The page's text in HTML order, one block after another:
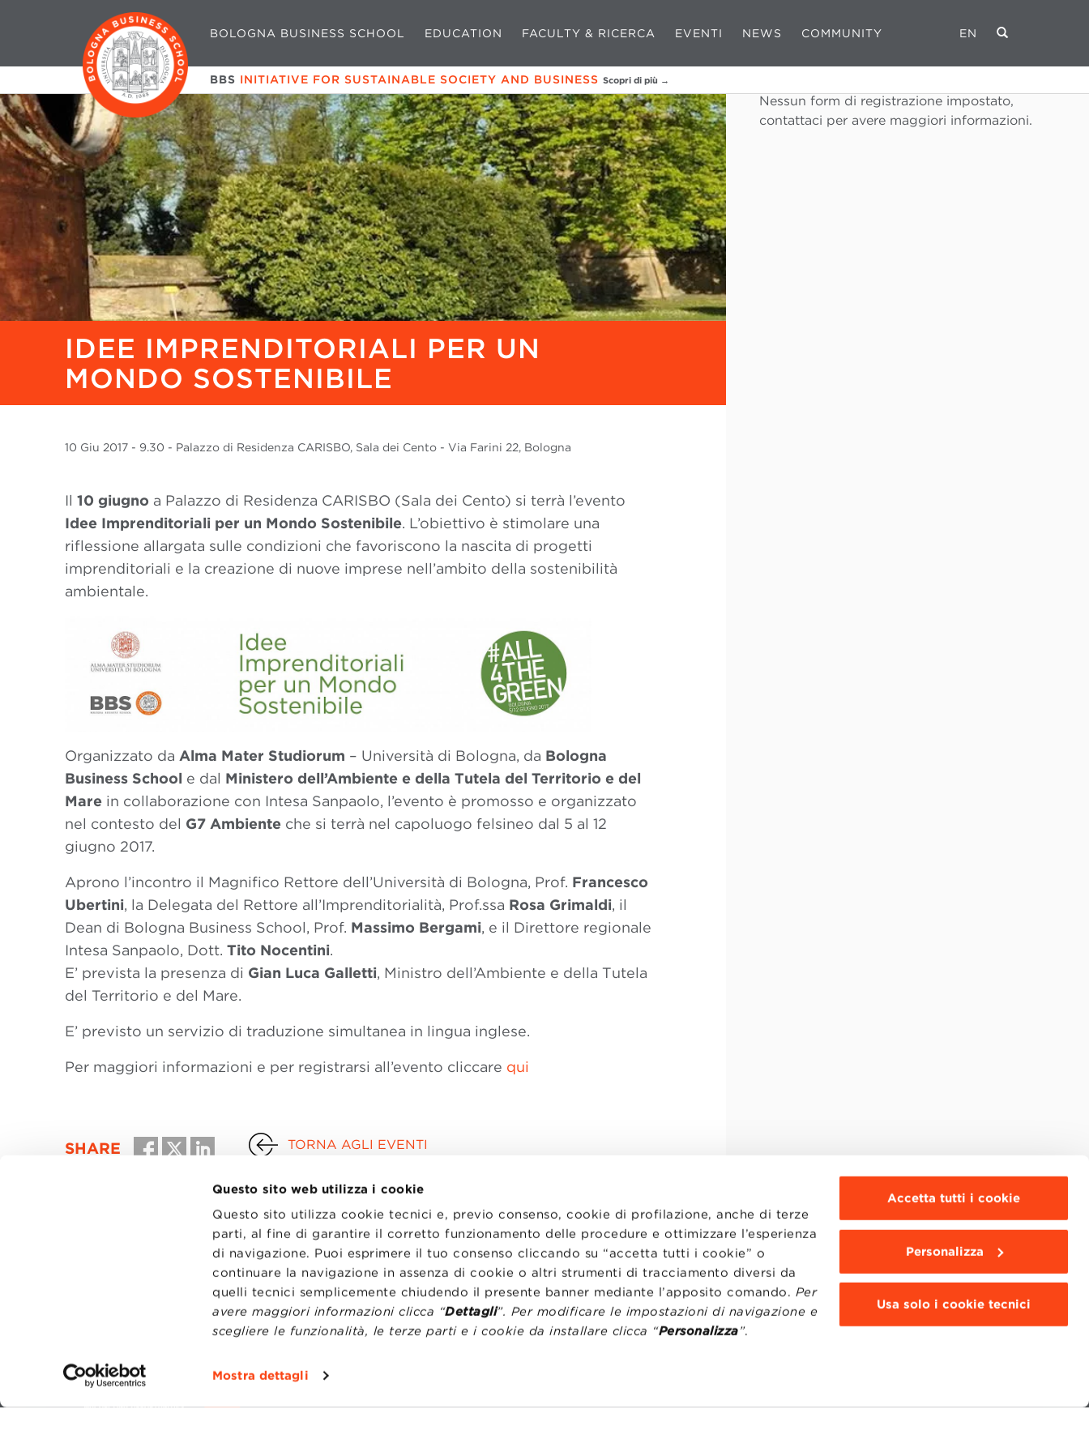
Questo sito web utilizza i cookie
Questo sito utilizza cookie tecnici e, previo consenso, cookie di profilazione, anche di terze
parti, al fine di garantire il corretto funzionamento delle procedure e ottimizzare l’esperienza
di navigazione. Puoi esprimere il tuo consenso cliccando su “accetta tutti i cookie” o
continuare la navigazione in assenza di cookie o altri strumenti di tracciamento diversi da
quelli tecnici semplicemente chiudendo il presente banner mediante l’apposito comando. Per
avere maggiori informazioni clicca “Dettagli”. Per modificare le impostazioni di navigazione e
scegliere le funzionalità, le terze parti e i cookie da installare clicca “Personalizza”.
Mostra dettagli
Accetta tutti i cookie
Personalizza
Usa solo i cookie tecnici
BOLOGNA BUSINESS SCHOOL EDUCATION FACULTY & RICERCA EVENTI NEWS COMMUNITY EN
BBS INITIATIVE FOR SUSTAINABLE SOCIETY AND BUSINESS Scopri di più →
IDEE IMPRENDITORIALI PER UN
MONDO SOSTENIBILE
10 Giu 2017 - 9.30 - Palazzo di Residenza CARISBO, Sala dei Cento - Via Farini 22, Bologna
Il 10 giugno a Palazzo di Residenza CARISBO (Sala dei Cento) si terrà l’evento
Idee Imprenditoriali per un Mondo Sostenibile. L’obiettivo è stimolare una
riflessione allargata sulle condizioni che favoriscono la nascita di progetti
imprenditoriali e la creazione di nuove imprese nell’ambito della sostenibilità
ambientale.
Organizzato da Alma Mater Studiorum – Università di Bologna, da Bologna
Business School e dal Ministero dell’Ambiente e della Tutela del Territorio e del
Mare in collaborazione con Intesa Sanpaolo, l’evento è promosso e organizzato
nel contesto del G7 Ambiente che si terrà nel capoluogo felsineo dal 5 al 12
giugno 2017.
Aprono l’incontro il Magnifico Rettore dell’Università di Bologna, Prof. Francesco
Ubertini, la Delegata del Rettore all’Imprenditorialità, Prof.ssa Rosa Grimaldi, il
Dean di Bologna Business School, Prof. Massimo Bergami, e il Direttore regionale
Intesa Sanpaolo, Dott. Tito Nocentini.
E’ prevista la presenza di Gian Luca Galletti, Ministro dell’Ambiente e della Tutela
del Territorio e del Mare.
E’ previsto un servizio di traduzione simultanea in lingua inglese.
Per maggiori informazioni e per registrarsi all’evento cliccare qui
SHARE TORNA AGLI EVENTI
Nessun form di registrazione impostato,
contattaci per avere maggiori informazioni.
TRASPARENZA
PRIVACY